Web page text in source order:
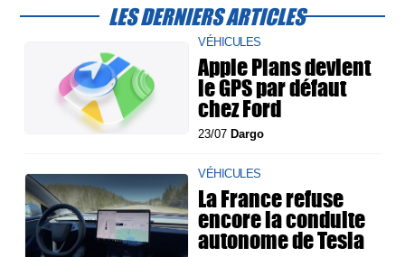
LES DERNIERS ARTICLES
VÉHICULES
Apple Plans devient
le GPS par défaut
chez Ford
23/07 Dargo
VÉHICULES
La France refuse
encore la conduite
autonome de Tesla